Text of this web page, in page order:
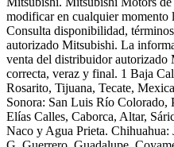
modificar en cualquier momento
Consulta disponibilidad,
autorizado Mitsubishi. La
venta del distribuidor autorizado
correcta, veraz y final. 1 Baja
Rosarito, Tijuana, Tecate,
Sonora: San Luis Río Colorado,
Elías Calles, Caborca, Altar,
Naco y Agua Prieta. Chihuahua: